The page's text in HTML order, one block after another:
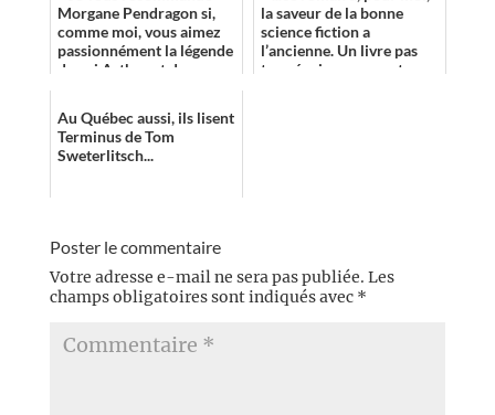
Morgane Pendragon si,
comme moi, vous aimez
passionnément la légende
du roi Arthur et de ses
la saveur de la bonne
science fiction a
l’ancienne. Un livre pas
trop épais, conçu autour
Au Québec aussi, ils lisent
Terminus de Tom
Sweterlitsch...
Poster le commentaire
Votre adresse e-mail ne sera pas publiée. Les
champs obligatoires sont indiqués avec *